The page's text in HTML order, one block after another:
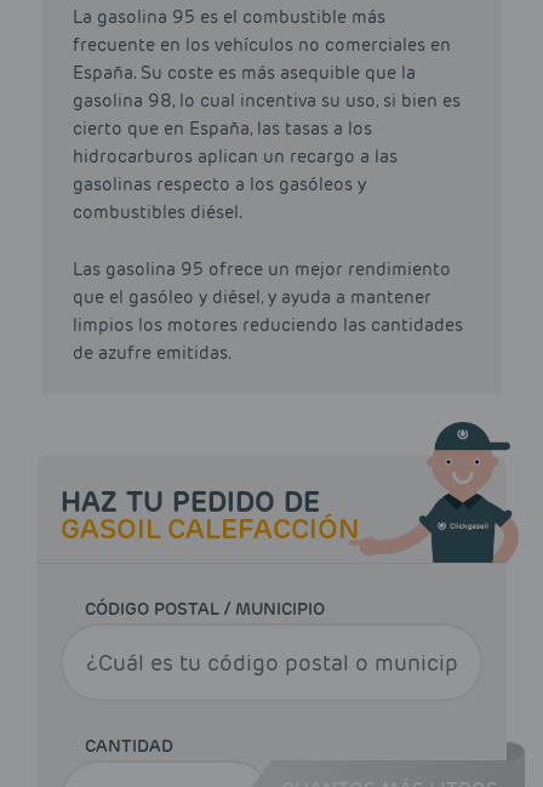
La gasolina 95 es el combustible más
frecuente en los vehículos no comerciales en
España. Su coste es más asequible que la
gasolina 98, lo cual incentiva su uso, si bien es
cierto que en España, las tasas a los
hidrocarburos aplican un recargo a las
gasolinas respecto a los gasóleos y
combustibles diésel.
Las gasolina 95 ofrece un mejor rendimiento
que el gasóleo y diésel, y ayuda a mantener
limpios los motores reduciendo las cantidades
de azufre emitidas.
HAZ TU PEDIDO DE
GASOIL CALEFACCIÓN
CÓDIGO POSTAL / MUNICIPIO
CANTIDAD